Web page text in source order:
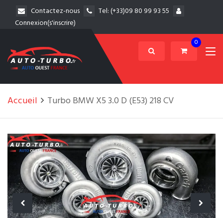
Contactez-nous Tel:(+33)09 80 99 93 55
Connexion(s'inscrire)
0
Accueil Turbo BMW X5 3.0 D (E53) 218 CV